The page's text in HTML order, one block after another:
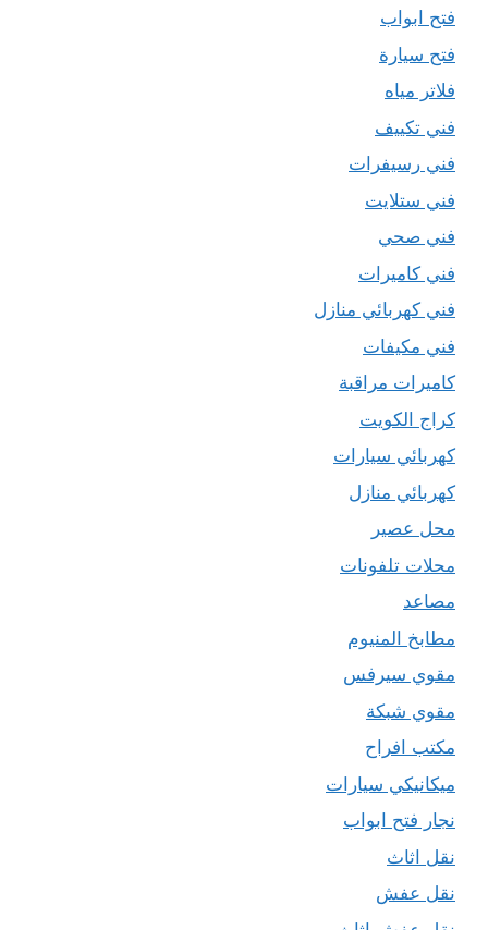
فتح ابواب
فتح سيارة
فلاتر مياه
فني تكييف
فني رسيفرات
فني ستلايت
فني صحي
فني كاميرات
فني كهربائي منازل
فني مكيفات
كاميرات مراقبة
كراج الكويت
كهربائي سيارات
كهربائي منازل
محل عصير
محلات تلفونات
مصاعد
مطابخ المنيوم
مقوي سيرفس
مقوي شبكة
مكتب افراح
ميكانيكي سيارات
نجار فتح ابواب
نقل اثاث
نقل عفش